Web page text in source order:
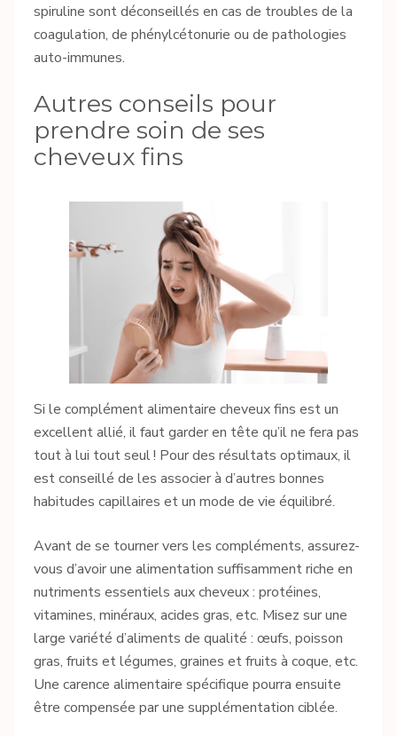
spiruline sont déconseillés en cas de troubles de la
coagulation, de phénylcétonurie ou de pathologies
auto-immunes.
Autres conseils pour
prendre soin de ses
cheveux fins
Si le complément alimentaire cheveux fins est un
excellent allié, il faut garder en tête qu’il ne fera pas
tout à lui tout seul ! Pour des résultats optimaux, il
est conseillé de les associer à d’autres bonnes
habitudes capillaires et un mode de vie équilibré.
Avant de se tourner vers les compléments, assurez-
vous d’avoir une alimentation suffisamment riche en
nutriments essentiels aux cheveux : protéines,
vitamines, minéraux, acides gras, etc. Misez sur une
large variété d’aliments de qualité : œufs, poisson
gras, fruits et légumes, graines et fruits à coque, etc.
Une carence alimentaire spécifique pourra ensuite
être compensée par une supplémentation ciblée.